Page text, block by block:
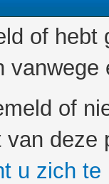
of
of
van
u zich te